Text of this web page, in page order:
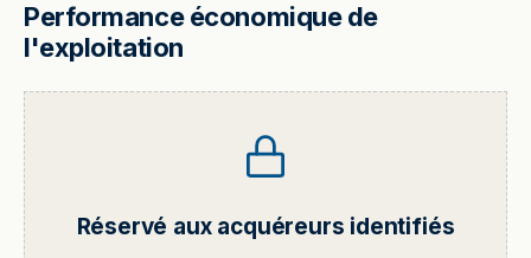
Performance économique de
l'exploitation
Réservé aux acquéreurs identifiés